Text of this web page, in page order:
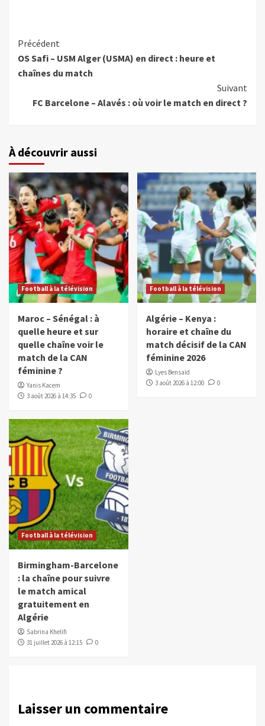
Précédent
OS Safi – USM Alger (USMA) en direct : heure et
chaînes du match
Suivant
FC Barcelone – Alavés : où voir le match en direct ?
À découvrir aussi
Football à la télévision
Maroc – Sénégal : à
quelle heure et sur
quelle chaîne voir le
match de la CAN
féminine ?
Yanis Kacem
3 août 2026 à 14:35
0
Football à la télévision
Algérie – Kenya :
horaire et chaîne du
match décisif de la CAN
féminine 2026
Lyes Bensaïd
3 août 2026 à 12:00
0
Football à la télévision
Birmingham-Barcelone
: la chaîne pour suivre
le match amical
gratuitement en
Algérie
Sabrina Khelifi
31 juillet 2026 à 12:15
0
Laisser un commentaire